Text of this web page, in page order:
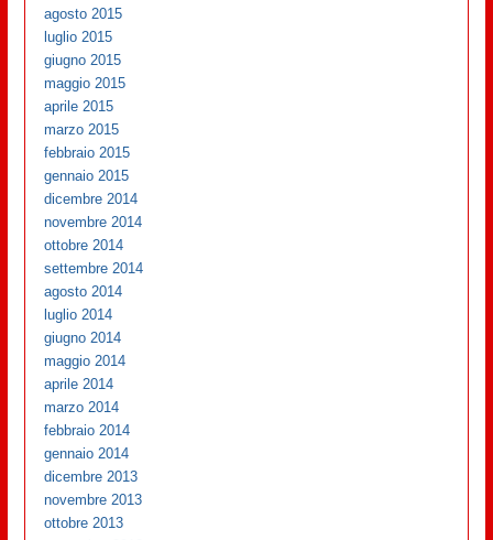
agosto 2015
luglio 2015
giugno 2015
maggio 2015
aprile 2015
marzo 2015
febbraio 2015
gennaio 2015
dicembre 2014
novembre 2014
ottobre 2014
settembre 2014
agosto 2014
luglio 2014
giugno 2014
maggio 2014
aprile 2014
marzo 2014
febbraio 2014
gennaio 2014
dicembre 2013
novembre 2013
ottobre 2013